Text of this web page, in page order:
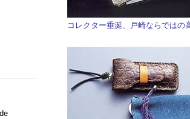
コレクター垂涎、戸崎ならではの